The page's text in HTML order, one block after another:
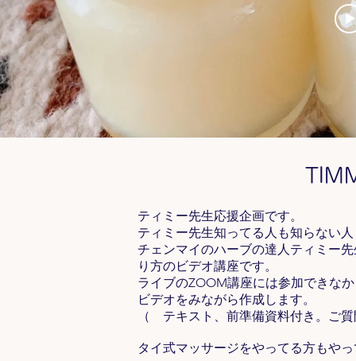
ティミー先生応援企画です。
ティミー先生知ってる人も知らない
チェンマイのハーブの達人ティミー
り方のビデオ講座です。
ライブのZOOM講座には参加できな
ビデオをみながら作成します。
（ テキスト、前準備資料付き。ご
タイ式マッサージをやってる方もや